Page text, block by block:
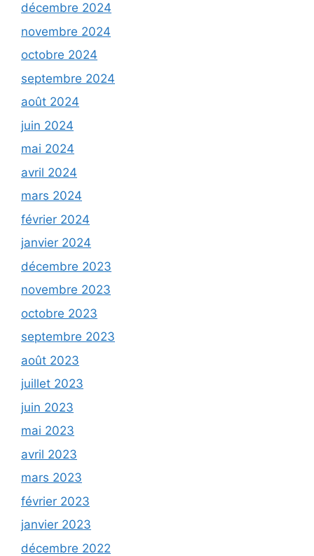
décembre 2024
novembre 2024
octobre 2024
septembre 2024
août 2024
juin 2024
mai 2024
avril 2024
mars 2024
février 2024
janvier 2024
décembre 2023
novembre 2023
octobre 2023
septembre 2023
août 2023
juillet 2023
juin 2023
mai 2023
avril 2023
mars 2023
février 2023
janvier 2023
décembre 2022